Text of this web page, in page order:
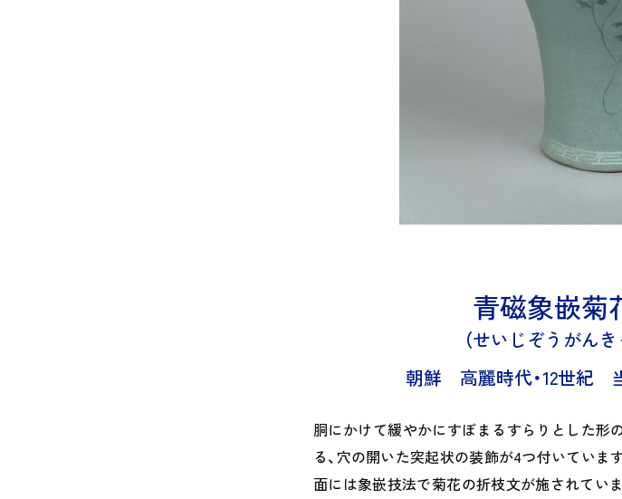
青磁象嵌菊
せいじぞうがん
朝鮮 高麗時代・12世紀
胴にかけて緩やかにすぼまるすらりとした形
る、穴の開いた突起状の装飾が4つ付いていま
面には象嵌技法で菊花の折枝文が施されてい